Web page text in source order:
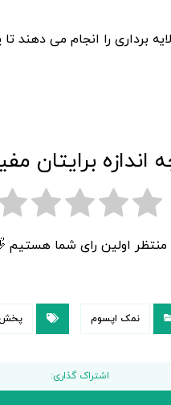
برداری را انجام می دهند
برایتان
منتظر اولین رای شما هستیم
نمک اپسوم پخش